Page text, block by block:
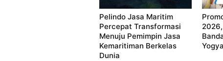
Pelindo Jasa Maritim
Percepat Transformasi
Menuju Pemimpin Jasa
Kemaritiman Berkelas
Dunia